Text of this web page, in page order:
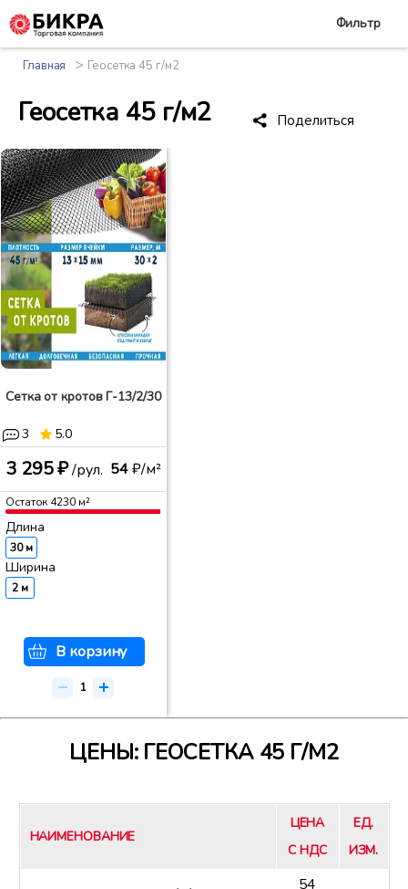
Главная > Геосетка 45 г/м2
Геосетка 45 г/м2 Поделиться
Фильтр
Сетка от кротов Г-13/2/30
3 5.0
3 295 ₽/рул. 54₽/м²
Остаток 4230м²
Длина
30 м
Ширина
2 м
В корзину
ЦЕНЫ: ГЕОСЕТКА 45 Г/М2
НАИМЕНОВАНИЕ
ЦЕНА
С НДС
ЕД.
ИЗМ.
54